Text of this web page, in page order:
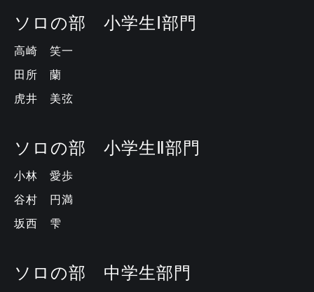
ソロの部 小学生Ⅰ部門
高崎 笑一
田所 蘭
虎井 美弦
ソロの部 小学生Ⅱ部門
小林 愛歩
谷村 円満
坂西 雫
ソロの部 中学生部門